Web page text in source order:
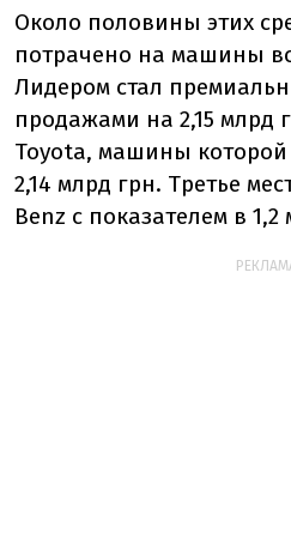
Около половины этих
потрачено на машины
Лидером стал
продажами на 2,15 млрд
Toyota, машины
2,14 млрд грн. Третье
Benz с показателем в 1,2